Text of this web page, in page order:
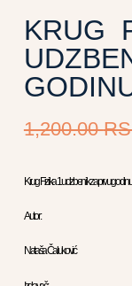
KRUG
1,200.00
Krug Fizika 1 udzbenik za prvu godinu
Autor :
Nataša Čaluković